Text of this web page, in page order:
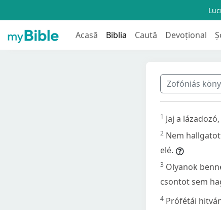
Acasă Biblia Caută Devoțional
Zofóniás
1 Jaj a
2 Nem
elé.
3 Olyanok
csontot sem
4 Prófétái